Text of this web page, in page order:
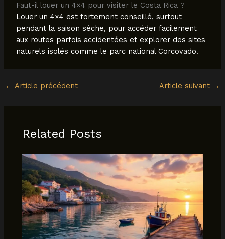
Faut-il louer un 4×4 pour visiter le Costa Rica ?
Louer un 4×4 est fortement conseillé, surtout
pendant la saison sèche, pour accéder facilement
aux routes parfois accidentées et explorer des sites
naturels isolés comme le parc national Corcovado.
← Article précédent Article suivant →
Related Posts